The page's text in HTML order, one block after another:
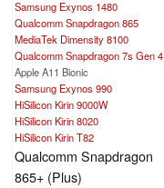
Samsung Exynos 1480
Qualcomm Snapdragon 865
MediaTek Dimensity 8100
Qualcomm Snapdragon 7s Gen 4
Apple A11 Bionic
Samsung Exynos 990
HiSilicon Kirin 9000W
HiSilicon Kirin 8020
HiSilicon Kirin T82
Qualcomm Snapdragon
865+ (Plus)